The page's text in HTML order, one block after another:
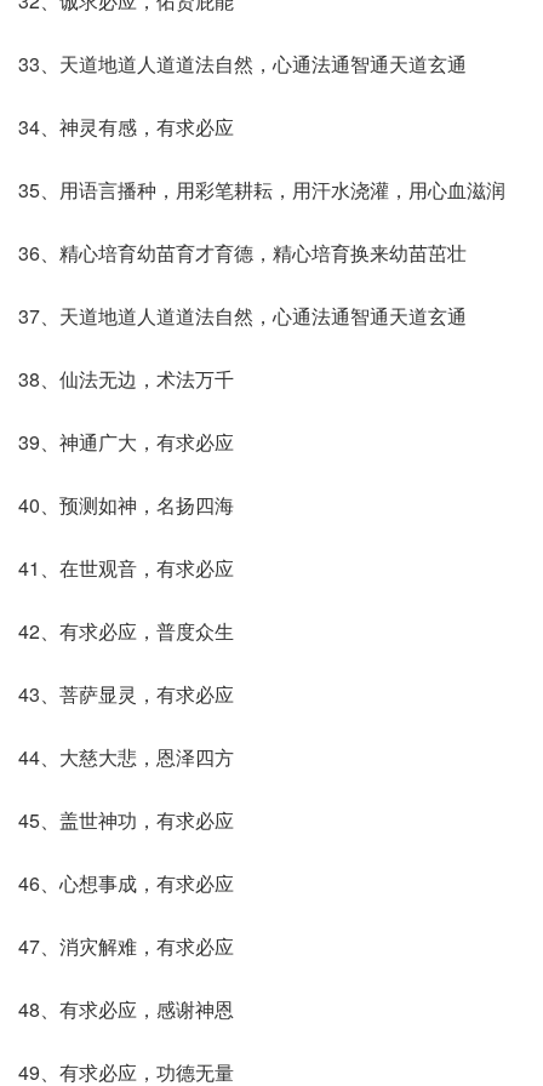
33、天道地道人道道法自然，心通法通智通天道玄通
34、神灵有感，有求必应
35、用语言播种，用彩笔耕耘，用汗水浇灌，用心血滋润
36、精心培育幼苗育才育德，精心培育换来幼苗茁壮
37、天道地道人道道法自然，心通法通智通天道玄通
38、仙法无边，术法万千
39、神通广大，有求必应
40、预测如神，名扬四海
41、在世观音，有求必应
42、有求必应，普度众生
43、菩萨显灵，有求必应
44、大慈大悲，恩泽四方
45、盖世神功，有求必应
46、心想事成，有求必应
47、消灾解难，有求必应
48、有求必应，感谢神恩
49、有求必应，功德无量